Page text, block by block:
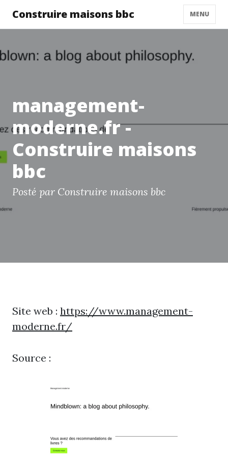
Construire maisons bbc MENU
management-
moderne.fr -
Construire maisons
bbc
Posté par Construire maisons bbc
Site web : https://www.management-
moderne.fr/
Source :